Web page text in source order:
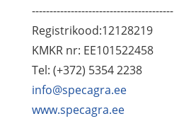
----------------------------------------
Registrikood:12128219
KMKR nr: EE101522458
Tel: (+372) 5354 2238
info@specagra.ee
www.specagra.ee